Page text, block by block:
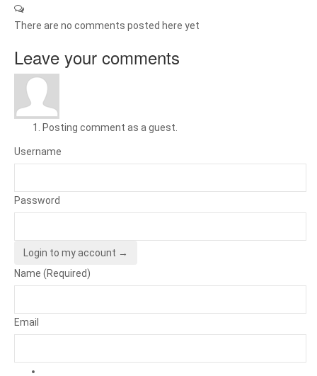
There are no comments posted here yet
Leave your comments
Posting comment as a guest.
Username
Password
Login to my account →
Name (Required)
Email